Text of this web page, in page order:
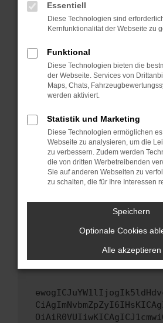
können das Laden bestimmter
verhindern. Funktioniert die
anderen Browser oder in
Starte dein Gerät neu.
Das kann manchmal helfen,
Probleme zu beheben.
Betriebssystem auf dem
sind.
Veraltete Software birgt nicht
Sicherheitsrisiko, sondern
führen, dass bestimmte
unterstützt werden.
Wende dich an den
Wenn du alle oben genannten
hast, kontaktiere uns bitte. Wir
versuchen, das Problem zu
uns diesen Text schicken, um
Essentiell
Diese Technologien sind
Kernfunktionalität der Webseite zu
Funktional
Diese Technologien bieten die
der Webseite. Services von
Maps, Chats,
werden aktiviert.
Statistik und Marketing
Diese Technologien ermöglichen
Webseite zu analysieren, um die
zu verbessern. Zudem werden
die von dritten Werbetreibenden
Sie auf anderen Webseiten zu
zu schalten, die für Ihre Interessen
Speichern
Optionale Cookies
Alle akzeptieren